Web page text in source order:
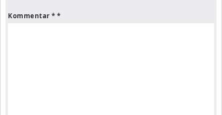
Kommentar *